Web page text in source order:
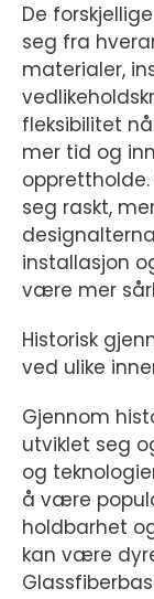
De
seg fra
materialer,
fleksibilitet
mer tid og
seg raskt,
installasjon
være mer
Historisk
ved ulike
Gjennom
utviklet seg
og
å være
holdbarhet
kan være